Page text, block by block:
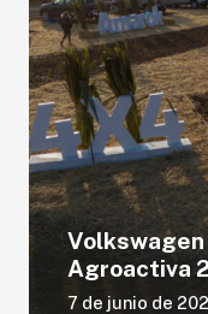
Agroactiva
7 de junio de